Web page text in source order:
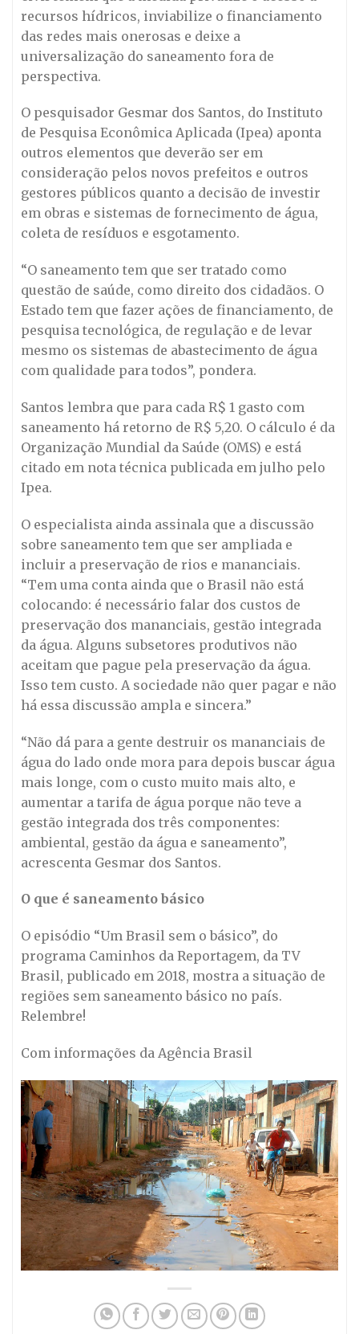
recursos hídricos, inviabilize o financiamento
das redes mais onerosas e deixe a
universalização do saneamento fora de
perspectiva.
O pesquisador Gesmar dos Santos, do Instituto
de Pesquisa Econômica Aplicada (Ipea) aponta
outros elementos que deverão ser em
consideração pelos novos prefeitos e outros
gestores públicos quanto a decisão de investir
em obras e sistemas de fornecimento de água,
coleta de resíduos e esgotamento.
“O saneamento tem que ser tratado como
questão de saúde, como direito dos cidadãos. O
Estado tem que fazer ações de financiamento, de
pesquisa tecnológica, de regulação e de levar
mesmo os sistemas de abastecimento de água
com qualidade para todos”, pondera.
Santos lembra que para cada R$ 1 gasto com
saneamento há retorno de R$ 5,20. O cálculo é da
Organização Mundial da Saúde (OMS) e está
citado em nota técnica publicada em julho pelo
Ipea.
O especialista ainda assinala que a discussão
sobre saneamento tem que ser ampliada e
incluir a preservação de rios e mananciais.
“Tem uma conta ainda que o Brasil não está
colocando: é necessário falar dos custos de
preservação dos mananciais, gestão integrada
da água. Alguns subsetores produtivos não
aceitam que pague pela preservação da água.
Isso tem custo. A sociedade não quer pagar e não
há essa discussão ampla e sincera.”
“Não dá para a gente destruir os mananciais de
água do lado onde mora para depois buscar água
mais longe, com o custo muito mais alto, e
aumentar a tarifa de água porque não teve a
gestão integrada dos três componentes:
ambiental, gestão da água e saneamento”,
acrescenta Gesmar dos Santos.
O que é saneamento básico
O episódio “Um Brasil sem o básico”, do
programa Caminhos da Reportagem, da TV
Brasil, publicado em 2018, mostra a situação de
regiões sem saneamento básico no país.
Relembre!
Com informações da Agência Brasil